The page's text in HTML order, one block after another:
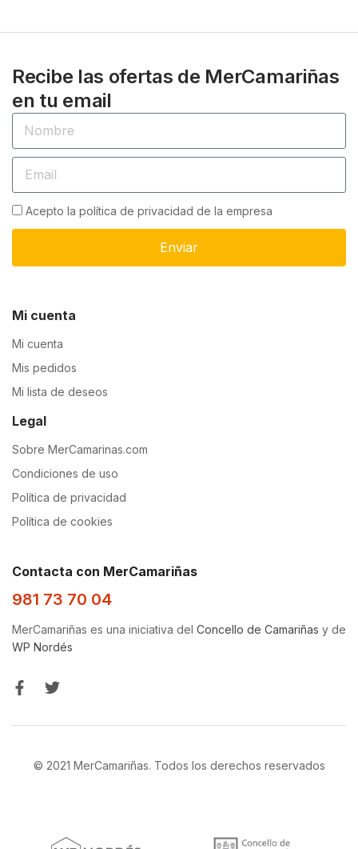
Recibe las ofertas de MerCamariñas
en tu email
Acepto la política de privacidad de la empresa
Enviar
Mi cuenta
Mi cuenta
Mis pedidos
Mi lista de deseos
Legal
Sobre MerCamarinas.com
Condiciones de uso
Política de privacidad
Política de cookies
Contacta con MerCamariñas
981 73 70 04
MerCamariñas es una iniciativa del Concello de Camariñas y de
WP Nordés
© 2021 MerCamariñas. Todos los derechos reservados